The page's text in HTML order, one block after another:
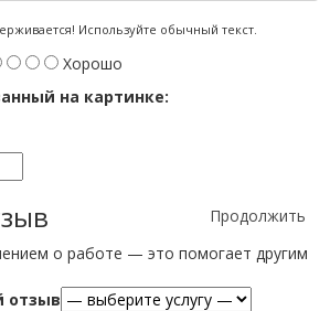
Используйте обычный текст.
Хорошо
на картинке:
Продолжить
о работе — это помогает другим
отзыв